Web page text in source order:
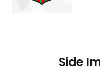
Side